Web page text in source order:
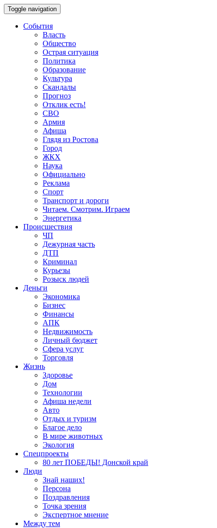
Toggle navigation
События
Власть
Общество
Острая ситуация
Политика
Образование
Культура
Скандалы
Прогноз
Отклик есть!
СВО
Армия
Афиша
Глядя из Ростова
Город
ЖКХ
Наука
Официально
Реклама
Спорт
Транспорт и дороги
Читаем. Смотрим. Играем
Энергетика
Происшествия
ЧП
Дежурная часть
ДТП
Криминал
Курьезы
Розыск людей
Деньги
Экономика
Бизнес
Финансы
АПК
Недвижимость
Личный бюджет
Сфера услуг
Торговля
Жизнь
Здоровье
Дом
Технологии
Афиша недели
Авто
Отдых и туризм
Благое дело
В мире животных
Экология
Спецпроекты
80 лет ПОБЕДЫ! Донской край
Люди
Знай наших!
Персона
Поздравления
Точка зрения
Экспертное мнение
Между тем